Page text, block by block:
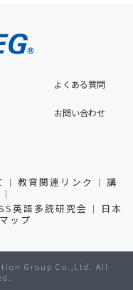
よくある質問
お問い合わせ
教育関連リンク
講
英語多読研究会
日本
ップ
Group Co.,Ltd. All